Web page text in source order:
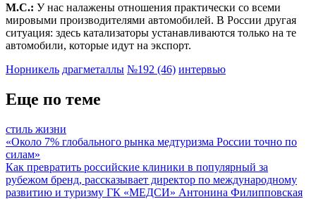
М.С.: У нас налажены отношения практически со всеми
мировыми производителями автомобилей. В России другая
ситуация: здесь катализаторы устанавливаются только на те
автомобили, которые идут на экспорт.
Норникель драгметаллы №192 (46) интервью
Еще по теме
стиль жизни
«Около 7% глобального рынка медтуризма России точно по
силам»
Как превратить российские клиники в популярный за
рубежом бренд, рассказывает директор по международному
развитию и туризму ГК «МЕДСИ» Антонина Филипповская